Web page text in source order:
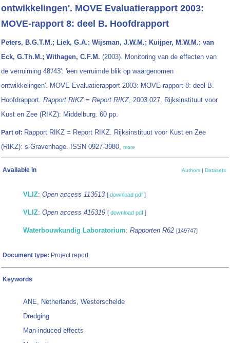
ontwikkelingen'. MOVE Evaluatierapport 2003:
MOVE-rapport 8: deel B. Hoofdrapport
Peters, B.G.T.M.; Liek, G.A.; Wijsman, J.W.M.; Kuijper, M.W.M.; van
Eck, G.Th.M.; Withagen, C.F.M. (2003). Monitoring van de effecten van
de verruiming 48'/43': 'een verruimde blik op waargenomen
ontwikkelingen'. MOVE Evaluatierapport 2003: MOVE-rapport 8: deel B.
Hoofdrapport. Rapport RIKZ = Report RIKZ, 2003.027. Rijksinstituut voor
Kust en Zee (RIKZ): Middelburg. 60 pp.
Part of: Rapport RIKZ = Report RIKZ. Rijksinstituut voor Kust en Zee
(RIKZ): s-Gravenhage. ISSN 0927-3980, more
Available in Authors Datasets
VLIZ: Open access 113513 [ download pdf ]
VLIZ: Open access 415319 [ download pdf ]
Waterbouwkundig Laboratorium: Rapporten R62 [149747]
Document type: Project report
Keywords
ANE, Netherlands, Westerschelde
Dredging
Man-induced effects